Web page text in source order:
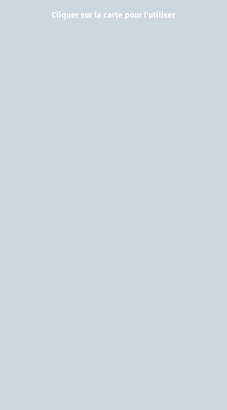
Cliquer sur la carte pour l'utiliser